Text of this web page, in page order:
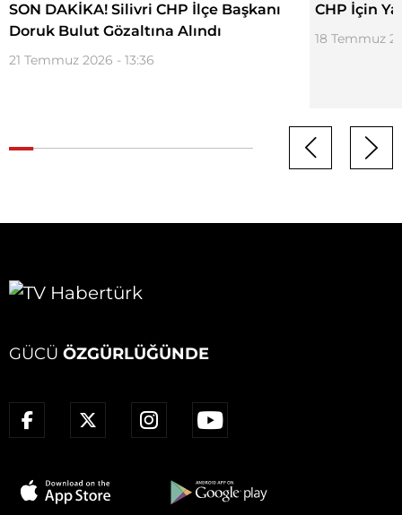
SON DAKİKA! Silivri CHP İlçe Başkanı
Doruk Bulut Gözaltına Alındı
21 Temmuz 2026 - 13:36
CHP İçin
18 Temmuz
GÜCÜ ÖZGÜRLÜĞÜNDE